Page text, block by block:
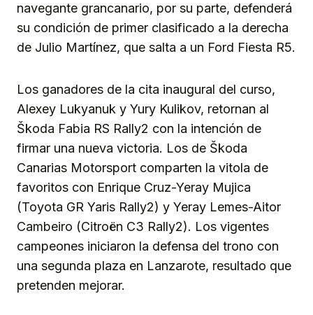
navegante grancanario, por su parte, defenderá
su condición de primer clasificado a la derecha
de Julio Martínez, que salta a un Ford Fiesta R5.
Los ganadores de la cita inaugural del curso,
Alexey Lukyanuk y Yury Kulikov, retornan al
Škoda Fabia RS Rally2 con la intención de
firmar una nueva victoria. Los de Škoda
Canarias Motorsport comparten la vitola de
favoritos con Enrique Cruz-Yeray Mujica
(Toyota GR Yaris Rally2) y Yeray Lemes-Aitor
Cambeiro (Citroën C3 Rally2). Los vigentes
campeones iniciaron la defensa del trono con
una segunda plaza en Lanzarote, resultado que
pretenden mejorar.